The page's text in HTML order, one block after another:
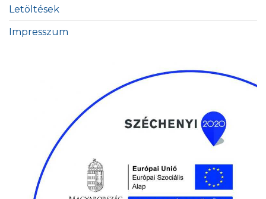
Letöltések
Impresszum